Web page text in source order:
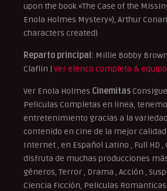
upon the book «The Case of the
Enola Holmes Mystery»), Arthur
characters created)
Reparto principal: Millie Bobby
Claflin | Ver elenco completo & equipo
Ver Enola Holmes Cinemitas
Peliculas Completas en linea,
entretenimiento gracias a la
contenido en cine de la mejor calidad
Internet , en Español Latino , Full HD ,
disfruta de muchas producciones
géneros, Terror , Drama , Acción ,
Ciencia Ficción, Peliculas